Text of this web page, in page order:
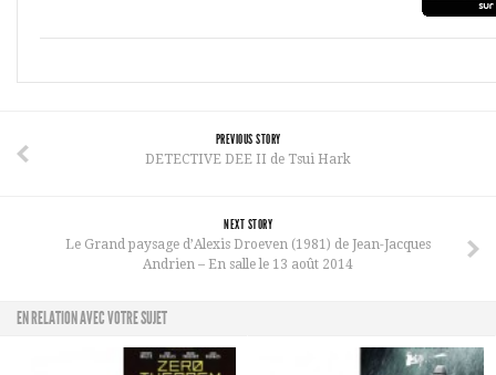
PREVIOUS STORY
DETECTIVE DEE II de Tsui Hark
NEXT STORY
Le Grand paysage d’Alexis Droeven (1981) de Jean-Jacques
Andrien – En salle le 13 août 2014
EN RELATION AVEC VOTRE SUJET